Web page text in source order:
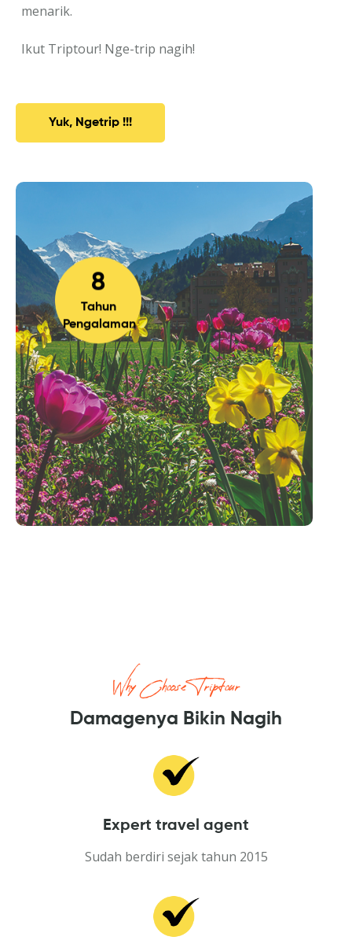
menarik.
Ikut Triptour! Nge-trip nagih!
Yuk, Ngetrip !!!
8
Tahun
Pengalaman
Why Choose Triptour
Damagenya Bikin Nagih
Expert travel agent
Sudah berdiri sejak tahun 2015